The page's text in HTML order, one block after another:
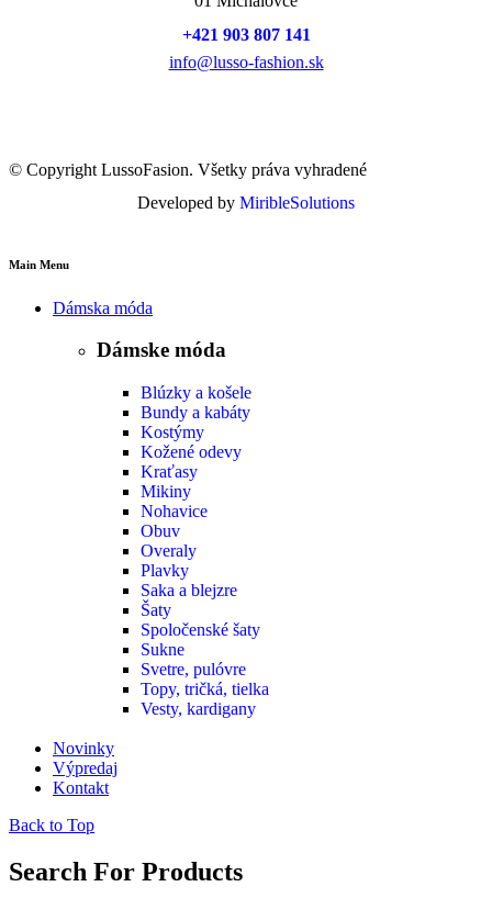
+421 903 807 141
info@lusso-fashion.sk
© Copyright LussoFasion. Všetky práva vyhradené
Developed by MiribleSolutions
Main Menu
Dámska móda
Dámske móda
Blúzky a košele
Bundy a kabáty
Kostýmy
Kožené odevy
Kraťasy
Mikiny
Nohavice
Obuv
Overaly
Plavky
Saka a blejzre
Šaty
Spoločenské šaty
Sukne
Svetre, pulóvre
Topy, tričká, tielka
Vesty, kardigany
Novinky
Výpredaj
Kontakt
Back to Top
Search For Products